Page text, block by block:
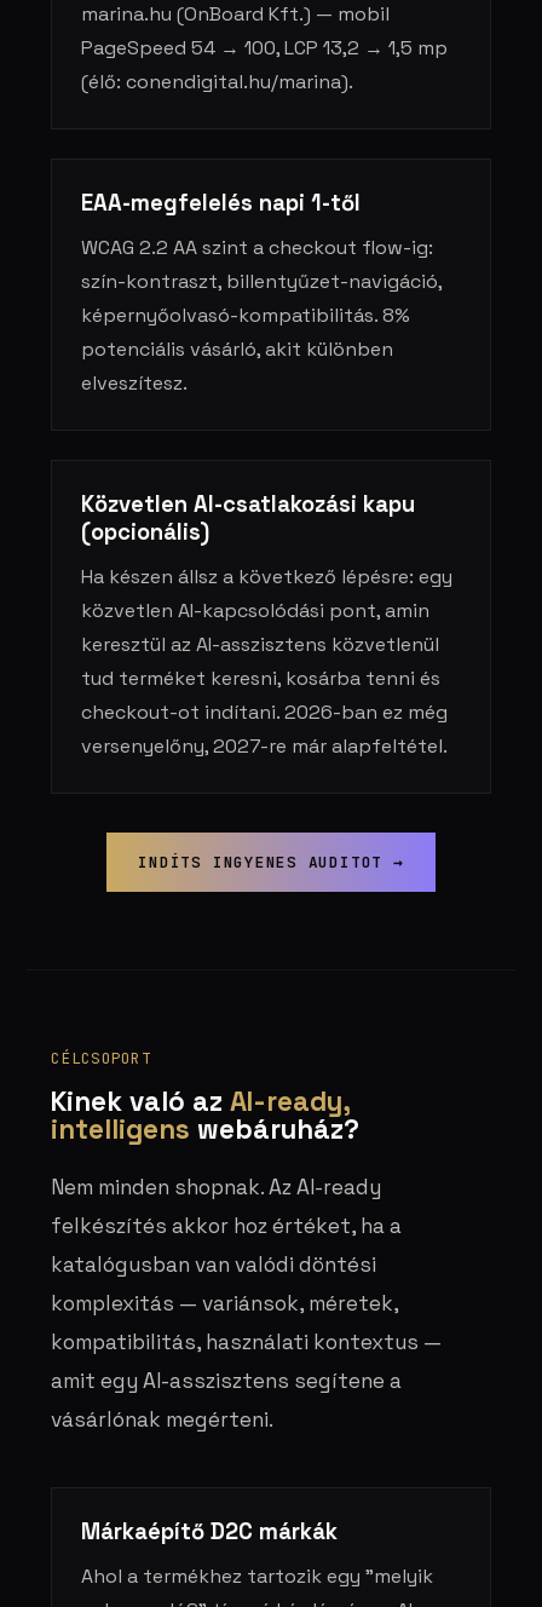
marina.hu (OnBoard Kft.) — mobil
PageSpeed 54 → 100, LCP 13,2 → 1,5 mp
(élő: conendigital.hu/marina).
EAA-megfelelés napi 1-től
WCAG 2.2 AA szint a checkout flow-ig:
szín-kontraszt, billentyűzet-navigáció,
képernyőolvasó-kompatibilitás. 8%
potenciális vásárló, akit különben
elveszítesz.
Közvetlen AI-csatlakozási kapu
(opcionális)
Ha készen állsz a következő lépésre: egy
közvetlen AI-kapcsolódási pont, amin
keresztül az AI-asszisztens közvetlenül
tud terméket keresni, kosárba tenni és
checkout-ot indítani. 2026-ban ez még
versenyelőny, 2027-re már alapfeltétel.
INDÍTS INGYENES AUDITOT →
CÉLCSOPORT
Kinek való azAI-ready,
intelligens webáruház?
Nem minden shopnak. Az AI-ready
felkészítés akkor hoz értéket, ha a
katalógusban van valódi döntési
komplexitás — variánsok, méretek,
kompatibilitás, használati kontextus —
amit egy AI-asszisztens segítene a
vásárlónak megérteni.
Márkaépítő D2C márkák
Ahol a termékhez tartozik egy "melyik